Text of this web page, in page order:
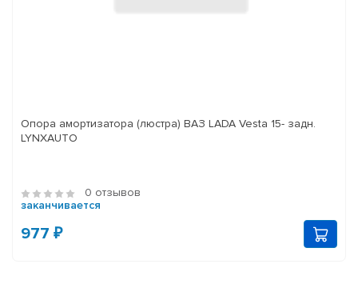
Опора амортизатора (люстра) ВАЗ LADA Vesta 15- задн.
LYNXAUTO
0 отзывов
заканчивается
977 ₽